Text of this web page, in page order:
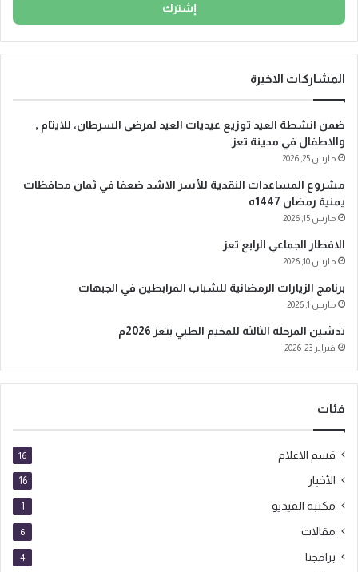
ب
ر
د
ل
إ
ل
ر
ي
المشاركات الاخيرة
ضمن انشطة العيد توزيع عيديات العيد لمرضى السرطان، للايتام ,
والاطفال في مدينة تعز
مارس 25, 2026
مشروع المساعدات النقدية للأسر الاشد ضعفا في ثمان محافظات
يمنية رمضان 1447ه
مارس 15, 2026
الافطار الجماعي الرابع تعز
مارس 10, 2026
برنامج الزيارات الرمضانية للشباب المرابطين في الجبهات
مارس 1, 2026
تدشين المرحلة الثالثة للمخيم الطبي بتعز 2026م
فبراير 23, 2026
فئات
قسم الاعلام 16
الأخبار 16
مكتبة الفيديو 1
مقالات 6
برامجنا 4